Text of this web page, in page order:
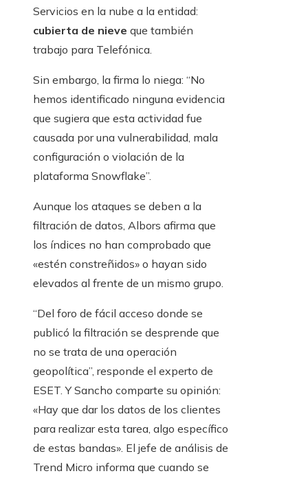
Servicios en la nube a la entidad:
cubierta de nieve que también
trabajo para Telefónica.
Sin embargo, la firma lo niega: “No
hemos identificado ninguna evidencia
que sugiera que esta actividad fue
causada por una vulnerabilidad, mala
configuración o violación de la
plataforma Snowflake”.
Aunque los ataques se deben a la
filtración de datos, Albors afirma que
los índices no han comprobado que
«estén constreñidos» o hayan sido
elevados al frente de un mismo grupo.
“Del foro de fácil acceso donde se
publicó la filtración se desprende que
no se trata de una operación
geopolítica”, responde el experto de
ESET. Y Sancho comparte su opinión:
«Hay que dar los datos de los clientes
para realizar esta tarea, algo específico
de estas bandas». El jefe de análisis de
Trend Micro informa que cuando se